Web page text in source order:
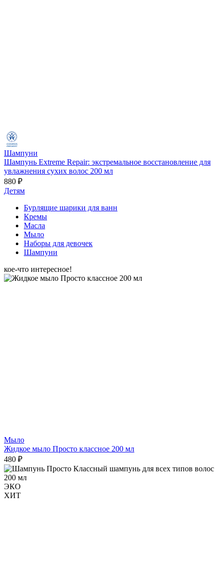
Шампуни
Шампунь Extreme Repair: экстремальное восстановление для
увлажнения сухих волос 200 мл
880 ₽
Детям
Бурлящие шарики для ванн
Кремы
Масла
Мыло
Наборы для девочек
Шампуни
кое-что интересное!
Мыло
Жидкое мыло Просто классное 200 мл
480 ₽
ЭКО
ХИТ